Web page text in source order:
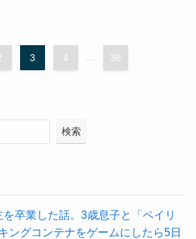
3 4 ... 38
検索
卒業した話。3歳息子と「ペイリ
ングコンテナをゲームにしたら5日